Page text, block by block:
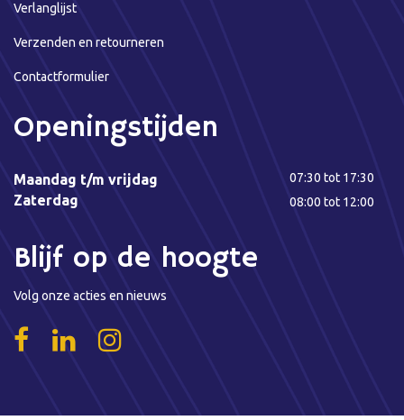
Verlanglijst
Verzenden en retourneren
Contactformulier
Openingstijden
Maandag t/m vrijdag
Zaterdag
07:30 tot 17:30
08:00 tot 12:00
Blijf op de hoogte
Volg onze acties en nieuws